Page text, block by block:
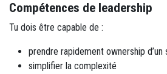
Compétences de leadership
Tu dois être capable de :
prendre rapidement ownership d’un
simplifier la complexité